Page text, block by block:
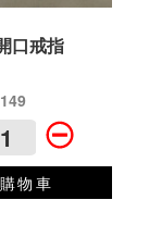
口戒指
物車